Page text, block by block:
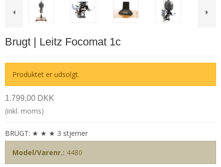
Brugt | Leitz Focomat 1c
Produktet er udsolgt.
1.799,00 DKK
(inkl. moms)
BRUGT: ★ ★ ★ 3 stjerner
Model/Varenr.: 4480